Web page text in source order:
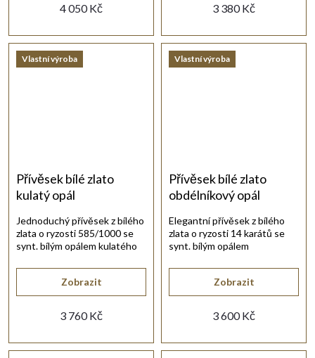
4 050 Kč 3 380 Kč
Vlastní výroba
Přívěsek bílé zlato
kulatý opál
3 760 Kč
Zobrazit
Jednoduchý přívěsek z bílého
zlata o ryzosti 585/1000 se
synt. bílým opálem kulatého
Vlastní výroba
Přívěsek bílé zlato
obdélníkový opál
3 600 Kč
Zobrazit
Elegantní přívěsek z bílého
zlata o ryzosti 14 karátů se
synt. bílým opálem